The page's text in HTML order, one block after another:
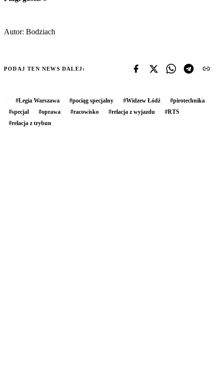
Autor: Bodziach
PODAJ TEN NEWS DALEJ:
#Legia Warszawa #pociąg specjalny #Widzew Łódź #pirotechnika
#specjal #oprawa #racowisko #relacja z wyjazdu #RTS
#relacja z trybun